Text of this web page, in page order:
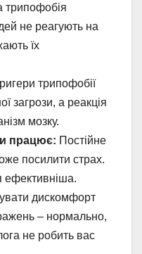
трипофобія
не реагують на
їх
трипофобії
загрози, а реакція
мозку.
працює: Постійне
посилити страх.
ефективніша.
дискомфорт
– нормально,
не робить вас